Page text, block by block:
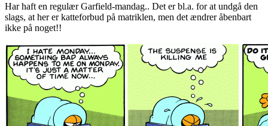
Har haft en regulær Garfield-mandag.. Det er bl.a. for at undgå den
slags, at her er katteforbud på matriklen, men det ændrer åbenbart
ikke på noget!!